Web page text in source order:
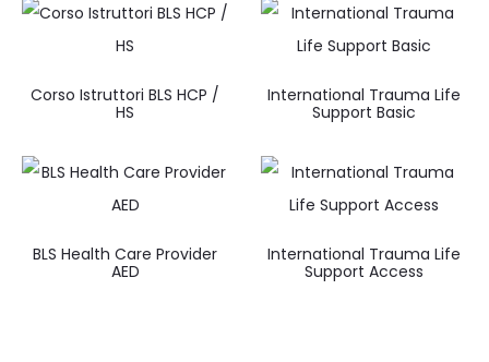
Corso Istruttori BLS HCP /
HS
International Trauma Life
Support Basic
BLS Health Care Provider
AED
International Trauma Life
Support Access